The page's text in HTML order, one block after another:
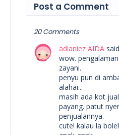
Post a Comment
20 Comments
adianiez AIDA
wow.
zayani.
penyu pun di
alahai...
masih ada kot
payang. patut
penjualannya.
cute! kalau la